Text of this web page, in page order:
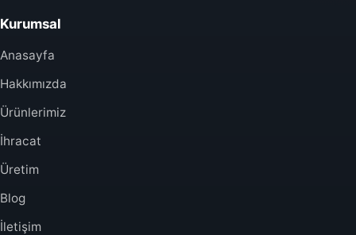
Kurumsal
Anasayfa
Hakkımızda
Ürünlerimiz
İhracat
Üretim
Blog
İletişim